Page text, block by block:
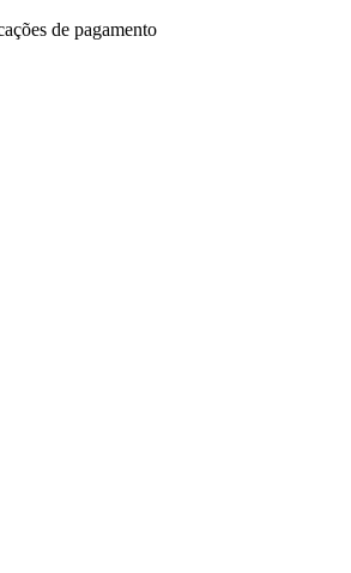
de pagamento